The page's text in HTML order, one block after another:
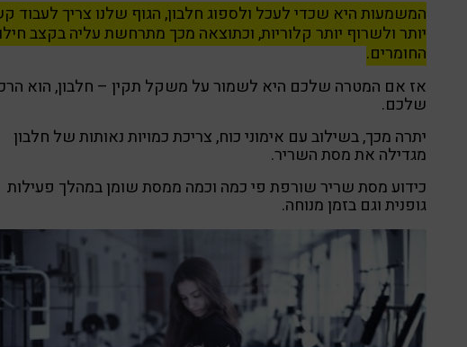
המשמעות היא שכדי לעכל ולספוג חלבון, הגוף שלנו צריך לעבוד
יותר ולשרוף יותר קלוריות, וכתוצאה מכך מתרחשת עליה בקצב
החומרים.
אז אם המטרה שלכם היא לשמור על משקל תקין – חלבון, הוא
שלכם.
יתרה מכך, בשילוב עם אימוני כוח, צריכת כמויות נאותות של חלבון
מגדילה את מסת השריר.
כידוע מסת שריר שורפת פי כמה וכמה ממסת שומן במהלך פעילות
גופנית וגם בזמן מנוחה.